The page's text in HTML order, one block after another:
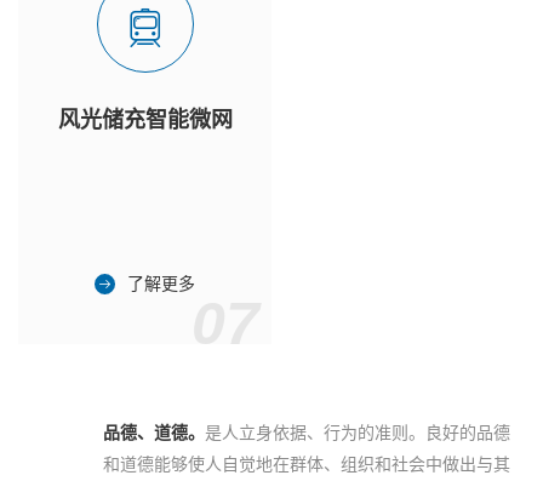
风光储充智能微网
了解更多
品德、道德。 是人立身依据、行为的准则。良好的品德
和道德能够使人自觉地在群体、组织和社会中做出与其